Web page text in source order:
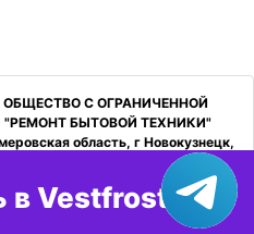
ОБЩЕСТВО С ОГРАНИЧЕННОЙ
БЫТОВОЙ ТЕХНИКИ"
область, г Новокузнецк,
пр-кт Шахтеров, д. 31, кв. 2
ОГРН:1224200006128
в Vestfrost